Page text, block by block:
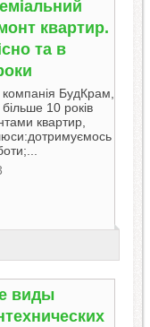
квартир.
та в
БудКрам,
10 років
квартир,
виды